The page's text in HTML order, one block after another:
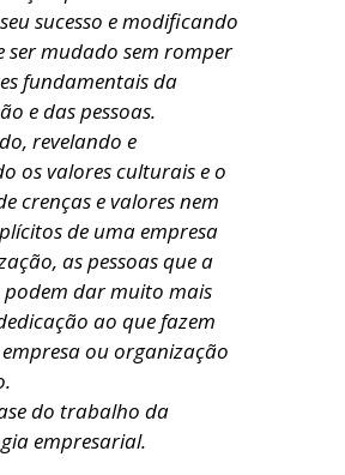
sucesso e modificando
ser mudado sem romper
fundamentais da
e das pessoas.
revelando e
os valores culturais e o
crenças e valores nem
de uma empresa
as pessoas que a
dar muito mais
ao que fazem
ou organização
do trabalho da
empresarial.